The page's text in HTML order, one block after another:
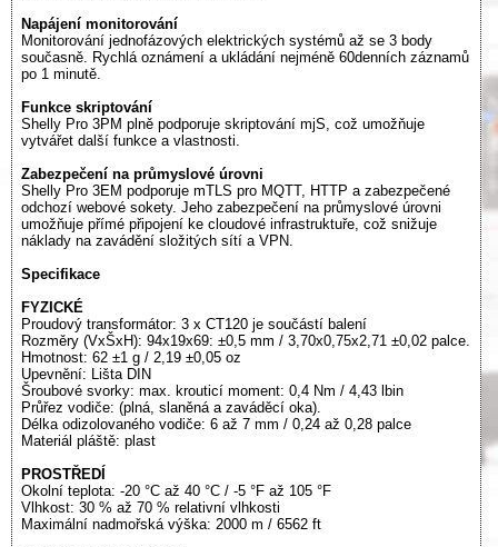
Napájení monitorování
Monitorování jednofázových elektrických systémů až se 3 body
současně. Rychlá oznámení a ukládání nejméně 60denních záznamů
po 1 minutě.
Funkce skriptování
Shelly Pro 3PM plně podporuje skriptování mjS, což umožňuje
vytvářet další funkce a vlastnosti.
Zabezpečení na průmyslové úrovni
Shelly Pro 3EM podporuje mTLS pro MQTT, HTTP a zabezpečené
odchozí webové sokety. Jeho zabezpečení na průmyslové úrovni
umožňuje přímé připojení ke cloudové infrastruktuře, což snižuje
náklady na zavádění složitých sítí a VPN.
Specifikace
FYZICKÉ
Proudový transformátor: 3 x CT120 je součástí balení
Rozměry (VxŠxH): 94x19x69: ±0,5 mm / 3,70x0,75x2,71 ±0,02 palce.
Hmotnost: 62 ±1 g / 2,19 ±0,05 oz
Upevnění: Lišta DIN
Šroubové svorky: max. krouticí moment: 0,4 Nm / 4,43 lbin
Průřez vodiče: (plná, slaněná a zaváděcí oka).
Délka odizolovaného vodiče: 6 až 7 mm / 0,24 až 0,28 palce
Materiál pláště: plast
PROSTŘEDÍ
Okolní teplota: -20 °C až 40 °C / -5 °F až 105 °F
Vlhkost: 30 % až 70 % relativní vlhkosti
Maximální nadmořská výška: 2000 m / 6562 ft